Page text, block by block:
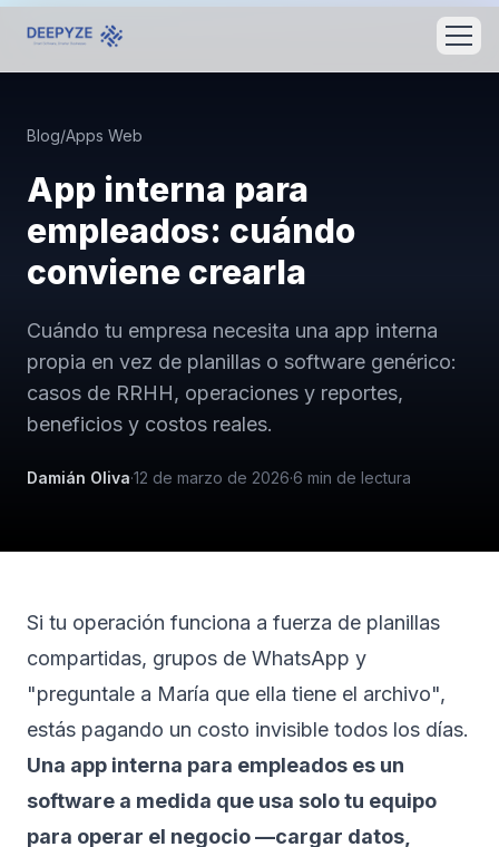
Blog/Apps Web
App interna para
empleados: cuándo
conviene crearla
Cuándo tu empresa necesita una app interna
propia en vez de planillas o software genérico:
casos de RRHH, operaciones y reportes,
beneficios y costos reales.
Damián Oliva·12 de marzo de 2026·6 min de lectura
Si tu operación funciona a fuerza de planillas
compartidas, grupos de WhatsApp y
"preguntale a María que ella tiene el archivo",
estás pagando un costo invisible todos los días.
Una app interna para empleados es un
software a medida que usa solo tu equipo
para operar el negocio —cargar datos,